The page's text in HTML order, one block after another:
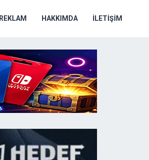
REKLAM HAKKIMDA İLETIŞIM